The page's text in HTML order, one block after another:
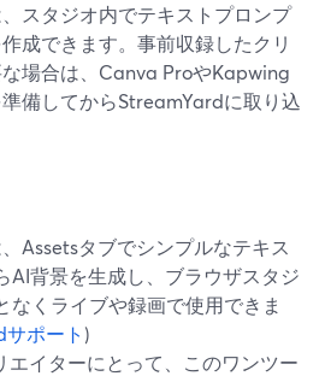
スタジオ内でテキストプロンプ
成できます。事前収録したクリ
場合は、Canva ProやKapwing
備してからStreamYardに取り込
Assetsタブでシンプルなテキス
AI背景を生成し、ブラウザスタジ
なくライブや録画で使用できま
ポート )
エイターにとって、このワンツー